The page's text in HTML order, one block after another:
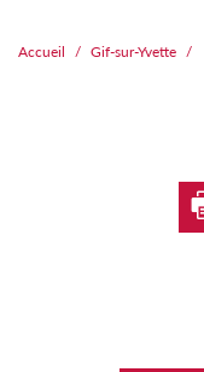
Accueil Gif-sur-Yvette